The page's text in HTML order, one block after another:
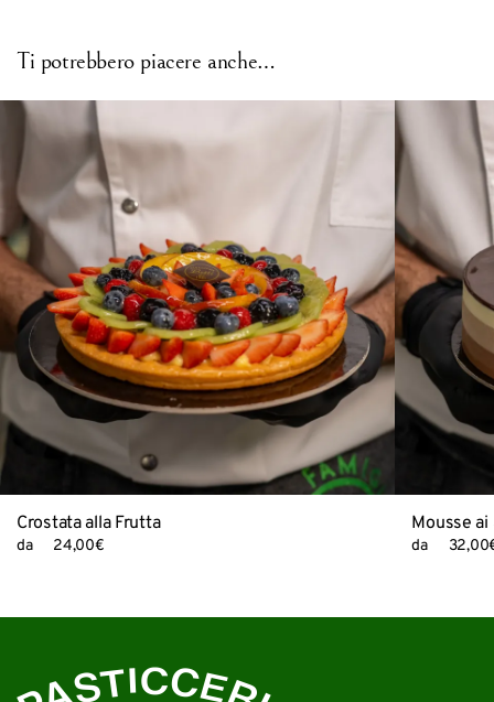
Ti potrebbero piacere anche…
Crostata alla Frutta
da 24,00€
Mousse
da 32,00